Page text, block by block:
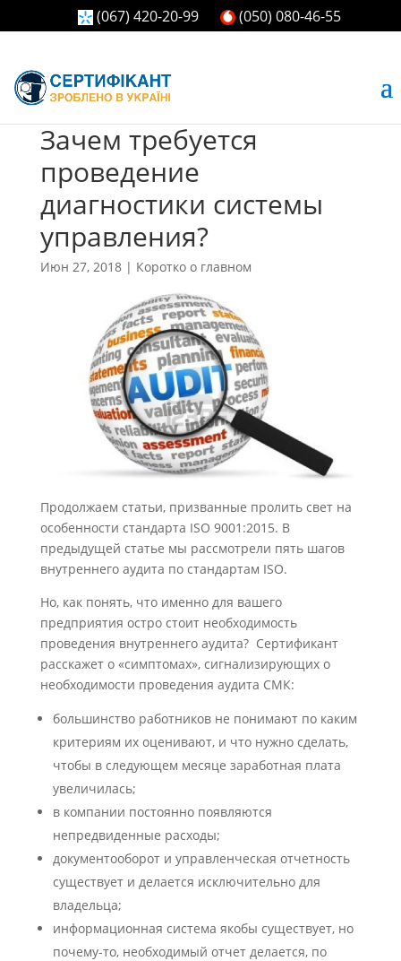
(067) 420-20-99 (050) 080-46-55
Зачем требуется
проведение
диагностики системы
управления?
Июн 27, 2018| Коротко о главном
Продолжаем статьи, призванные пролить свет на
особенности стандарта ISO 9001:2015. В
предыдущей статье мы рассмотрели пять шагов
внутреннего аудита по стандартам ISO.
Но, как понять, что именно для вашего
предприятия остро стоит необходимость
проведения внутреннего аудита? Сертификант
расскажет о «симптомах», сигнализирующих о
необходимости проведения аудита СМК:
большинство работников не понимают по каким
критериям их оценивают, и что нужно сделать,
чтобы в следующем месяце заработная плата
увеличилась;
в компании постоянно появляются
непредвиденные расходы;
документооборот и управленческая отчетность
существует и делается исключительно для
владельца;
информационная система якобы существует, но
почему-то, необходимый отчет делается, по